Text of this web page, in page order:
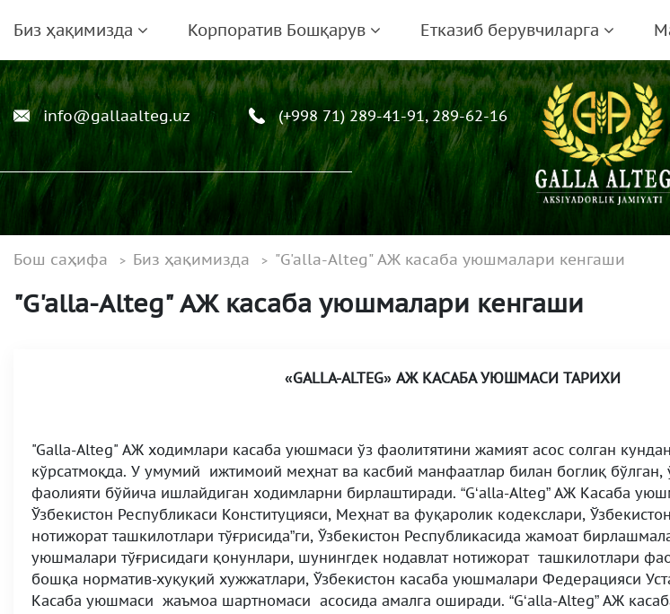
Биз ҳақимизда Корпоратив Бошқарув Етказиб берувчиларга
info@gallaalteg.uz (+998 71) 289-41-91, 289-62-16
Бош саҳифа Биз ҳақимизда "G'alla-Alteg" АЖ касаба уюшмалари кенгаши
"G'alla-Alteg" АЖ касаба уюшмалари кенгаши
«GALLA-ALTEG» АЖ КАСАБА УЮШМАСИ ТАРИХИ
"Galla-Alteg" АЖ ходимлари касаба уюшмаси ўз фаолитятини жамият асос солган
кўрсатмоқда. У умумий ижтимоий меҳнат ва касбий манфаатлар билан боглиқ бўлган,
фаолияти бўйича ишлайдиган ходимларни бирлаштиради. “G‘alla-Alteg” AЖ Касаба
Ўзбекистон Республикаси Конституцияси, Меҳнат ва фуқаролик кодекслари,
нотижорат ташкилотлари тўғрисида”ги, Ўзбекистон Республикасида жамоат
уюшмалари тўғрисидаги қонунлари, шунингдек нодавлат нотижорат ташкилотлари
бошқа норматив-хуқуқий хужжатлари, Ўзбекистон касаба уюшмалари Федерацияси
Касаба уюшмаси жаъмоа шартномаси асосида амалга оширади. “G‘alla-Alteg” AЖ